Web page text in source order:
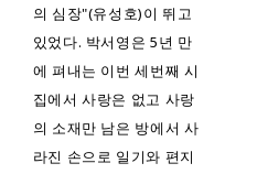
의 심장"(유성호)이 뛰고
있었다. 박서영은 5년 만
에 펴내는 이번 세번째 시
집에서 사랑은 없고 사랑
의 소재만 남은 방에서 사
라진 손으로 일기와 편지